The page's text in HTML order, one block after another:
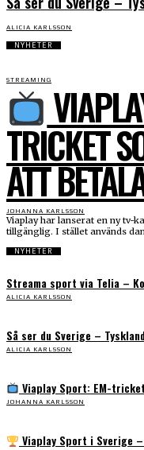
ALICIA KARLSSON
NYHETER
STREAMING
TRICKET
ATT
JOHANNA KARLSSON
Viaplay har lanserat en ny tv-
tillgänglig. I stället används
NYHETER
Streama sport via Telia –
ALICIA KARLSSON
Så ser du Sverige –
ALICIA KARLSSON
Viaplay Sport: EM-
JOHANNA KARLSSON
Viaplay Sport i Sverige